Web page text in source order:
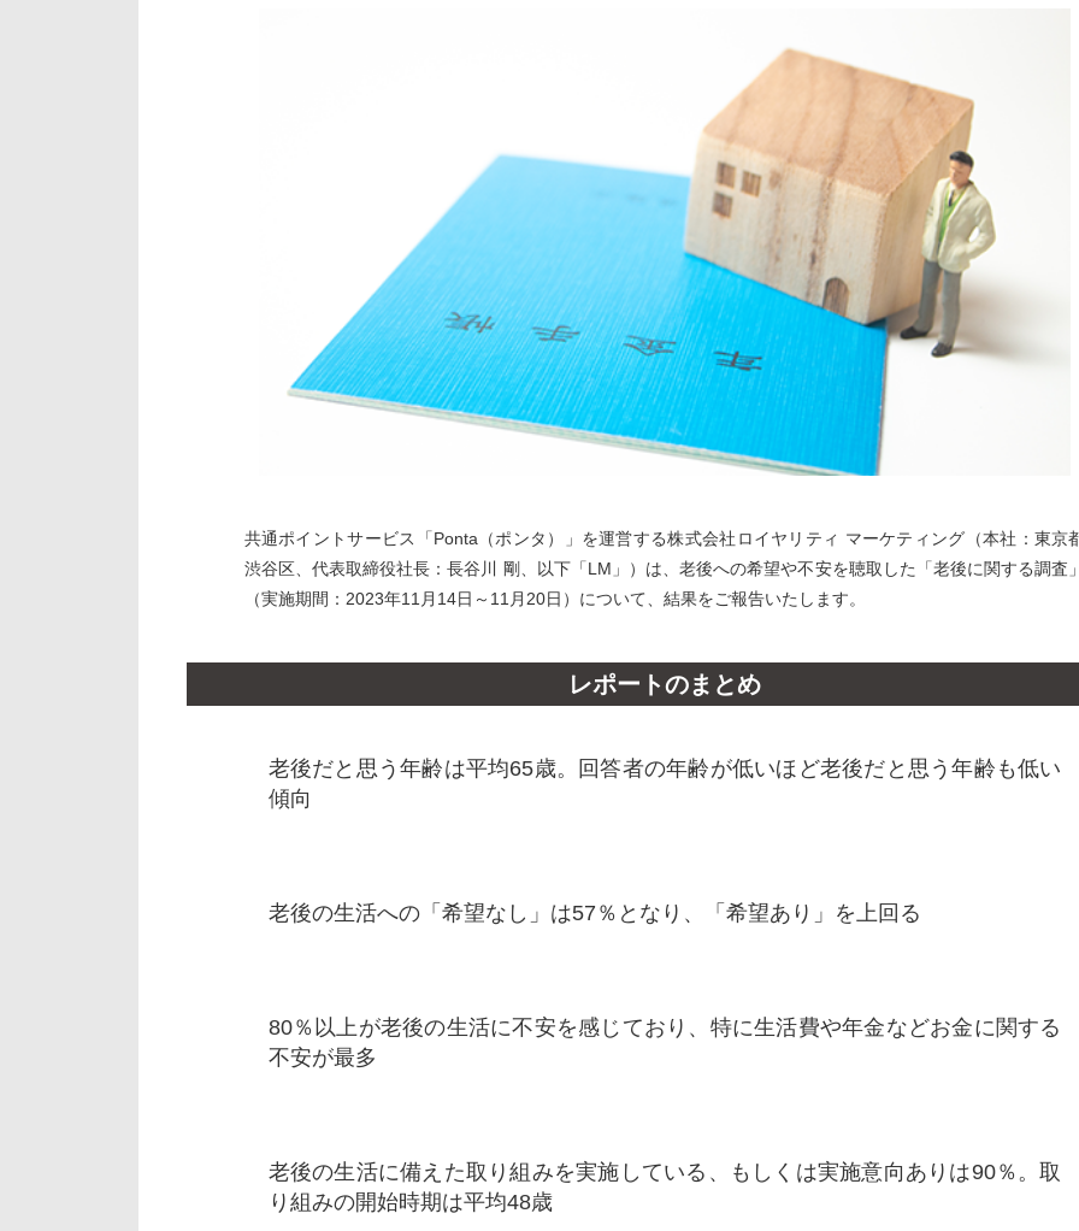
共通ポイントサービス「Ponta（ポンタ）」を運営する株式会社ロイヤリティ マーケティング（本社：東京
渋谷区、代表取締役社長：長谷川 剛、以下「LM」）は、老後への希望や不安を聴取した「老後に関する調査
（実施期間：2023年11月14日～11月20日）について、結果をご報告いたします。
レポートのまとめ
老後だと思う年齢は平均65歳。回答者の年齢が低いほど老後だと思う年齢も低い
傾向
老後の生活への「希望なし」は57％となり、「希望あり」を上回る
80％以上が老後の生活に不安を感じており、特に生活費や年金などお金に関する
不安が最多
老後の生活に備えた取り組みを実施している、もしくは実施意向ありは90％。取
り組みの開始時期は平均48歳